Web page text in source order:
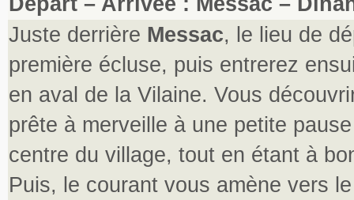
Juste derrière Messac, le lieu de
première écluse, puis entrerez
en aval de la Vilaine. Vous
prête à merveille à une petite
centre du village, tout en étant à
Puis, le courant vous amène vers